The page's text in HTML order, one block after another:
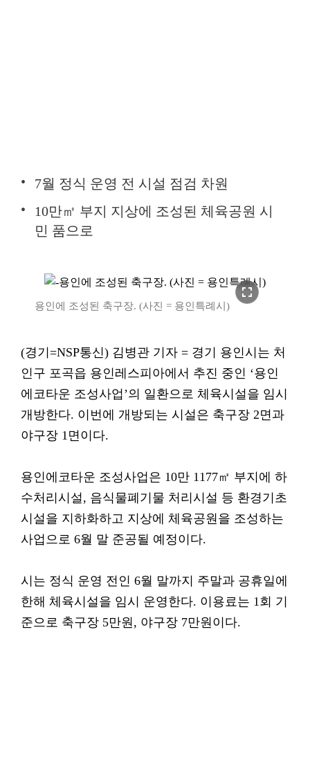
7월 정식 운영 전 시설 점검 차원
10만㎡ 부지 지상에 조성된 체육공원 시
민 품으로
fullscreen
용인에 조성된 축구장. (사진 = 용인특례시)
(경기=NSP통신) 김병관 기자 = 경기 용인시는 처
인구 포곡읍 용인레스피아에서 추진 중인 ‘용인
에코타운 조성사업’의 일환으로 체육시설을 임시
개방한다. 이번에 개방되는 시설은 축구장 2면과
야구장 1면이다.
용인에코타운 조성사업은 10만 1177㎡ 부지에 하
수처리시설, 음식물폐기물 처리시설 등 환경기초
시설을 지하화하고 지상에 체육공원을 조성하는
사업으로 6월 말 준공될 예정이다.
시는 정식 운영 전인 6월 말까지 주말과 공휴일에
한해 체육시설을 임시 운영한다. 이용료는 1회 기
준으로 축구장 5만원, 야구장 7만원이다.